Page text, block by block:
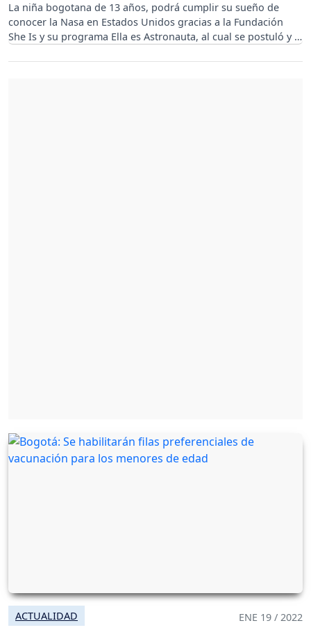
La niña bogotana de 13 años, podrá cumplir su sueño de
conocer la Nasa en Estados Unidos gracias a la Fundación
She Is y su programa Ella es Astronauta, al cual se postuló y el
ACTUALIDAD ENE 19 / 2022